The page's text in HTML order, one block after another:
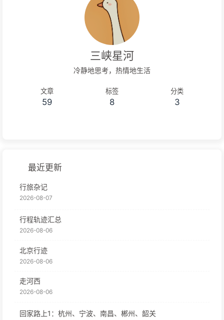
三峡星河
冷静地思考，热情地生活
文章
59
标签
8
分类
3
最近更新
行旅杂记
2026-08-07
行程轨迹汇总
2026-08-06
北京行迹
2026-08-06
走河西
2026-08-06
回家路上1：杭州、宁波、南昌、郴州、韶关